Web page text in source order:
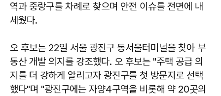
역과 중랑구를 차례로 찾으며 안전 이슈를 전면에 내
세웠다.
오 후보는 22일 서울 광진구 동서울터미널을 찾아 부
동산 개발 의지를 강조했다. 오 후보는 "주택 공급 의
지를 더 강하게 알리고자 광진구를 첫 방문지로 선택
했다"며 "광진구에는 자양4구역을 비롯해 약 20곳의